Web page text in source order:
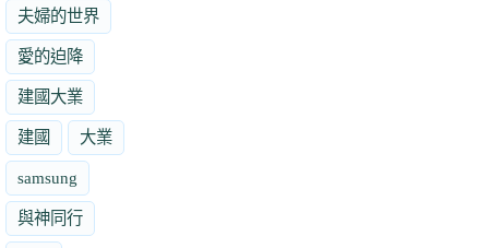
夫婦的世界
愛的迫降
建國大業
建國 大業
samsung
與神同行